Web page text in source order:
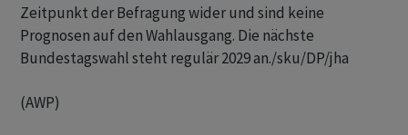
Zeitpunkt der Befragung wider und sind keine
Prognosen auf den Wahlausgang. Die nächste
Bundestagswahl steht regulär 2029 an./sku/DP/jha
(AWP)